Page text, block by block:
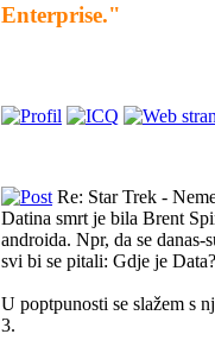
Enterprise."
Re: Star Trek -
Datina smrt je bila Brent
androida. Npr, da se
svi bi se pitali: Gdje je Data?
U poptpunosti se slažem s
3.